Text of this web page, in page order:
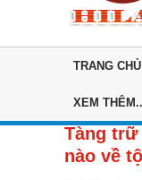
TRANG CHỦ
XEM
Tàng trữ
nào về